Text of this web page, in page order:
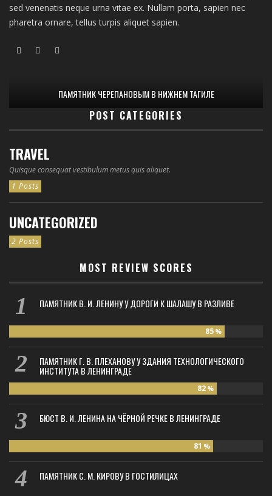
sed venenatis neque urna vitae ex. Nullam porta, sapien nec
pharetra ornare, tellus turpis aliquet sapien.
ПАМЯТНИК ЧЕРЕПАНОВЫМ В НИЖНЕМ ТАГИЛЕ
POST CATEGORIES
TRAVEL
Quisque consequat vestibulum metus quis aliquet.
1 Posts
UNCATEGORIZED
2 Posts
MOST REVIEW SCORES
ПАМЯТНИК В. И. ЛЕНИНУ У ДОРОГИ К ШАЛАШУ В РАЗЛИВЕ
85 %
ПАМЯТНИК Г. В. ПЛЕХАНОВУ У ЗДАНИЯ ТЕХНОЛОГИЧЕСКОГО
ИНСТИТУТА В ЛЕНИНГРАДЕ
82 %
БЮСТ В. И. ЛЕНИНА НА ЧЁРНОЙ РЕЧКЕ В ЛЕНИНГРАДЕ
81 %
ПАМЯТНИК С. М. КИРОВУ В ГОСТИЛИЦАХ